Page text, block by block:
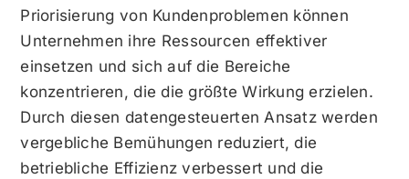
Priorisierung von Kundenproblemen können
Unternehmen ihre Ressourcen effektiver
einsetzen und sich auf die Bereiche
konzentrieren, die die größte Wirkung erzielen.
Durch diesen datengesteuerten Ansatz werden
vergebliche Bemühungen reduziert, die
betriebliche Effizienz verbessert und die